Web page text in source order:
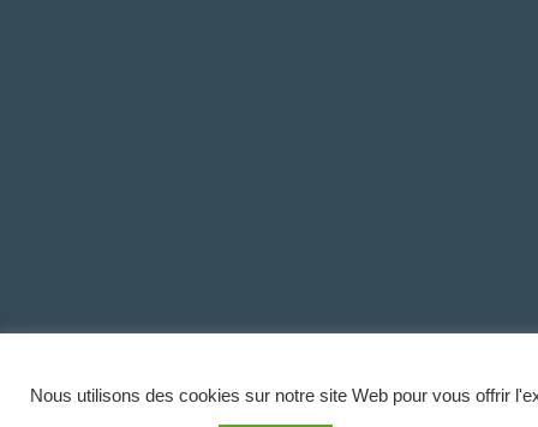
Nous utilisons des cookies sur notre site Web pour vous offrir